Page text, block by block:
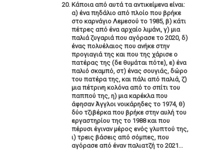
Κάποια από αυτά τα αντικείμενα είναι:
α) ένα πηδάλιο από πλοίο που βρήκε
στο καρνάγιο Λεμεσού το 1985, β) κάτι
πέτρες από ένα αρχαίο λιμάνι, γ) μια
παλιά ζυγαριά που αγόρασε το 2020, δ)
ένας πολυέλαιος που ανήκε στην
προγιαγιά της και που της χάρισε ο
πατέρας της (δε θυμάται πότε), ε) ένα
παλιό σκαμπό, στ) ένας σουγιάς, δώρο
του πατέρα της, και πάλι από παλιά, ζ)
μια πέτρινη κολόνα από το σπίτι του
παππού της, η) μια καρέκλα που
άφησαν Άγγλοι νοικάρηδες το 1974, θ)
δύο τζιβέρκα που βρήκε στην αυλή του
εργαστηρίου της το 1988 και που
πέρυσι έγιναν μέρος ενός γλυπτού της,
ι) τρεις βάσεις από σόμπες, που
αγόρασε από έναν παλιατζή το 2021…